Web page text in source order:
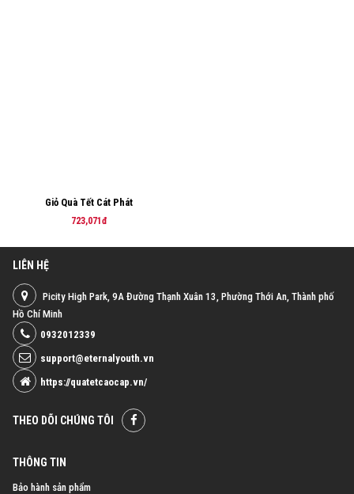
Giỏ Quà Tết Cát Phát
723,071đ
LIÊN HỆ
Picity High Park, 9A Đường Thạnh Xuân 13, Phường Thới An, Thành phố
Hồ Chí Minh
0932012339
support@eternalyouth.vn
https://quatetcaocap.vn/
THEO DÕI CHÚNG TÔI
THÔNG TIN
Bảo hành sản phẩm